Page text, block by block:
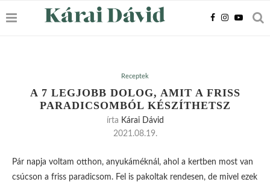
Receptek
A 7 LEGJOBB DOLOG, AMIT A FRISS
PARADICSOMBÓL KÉSZÍTHETSZ
írta Kárai Dávid
2021.08.19.
Pár napja voltam otthon, anyukáméknál, ahol a kertben most van
csúcson a friss paradicsom. Fel is pakoltak rendesen, de mivel ezek